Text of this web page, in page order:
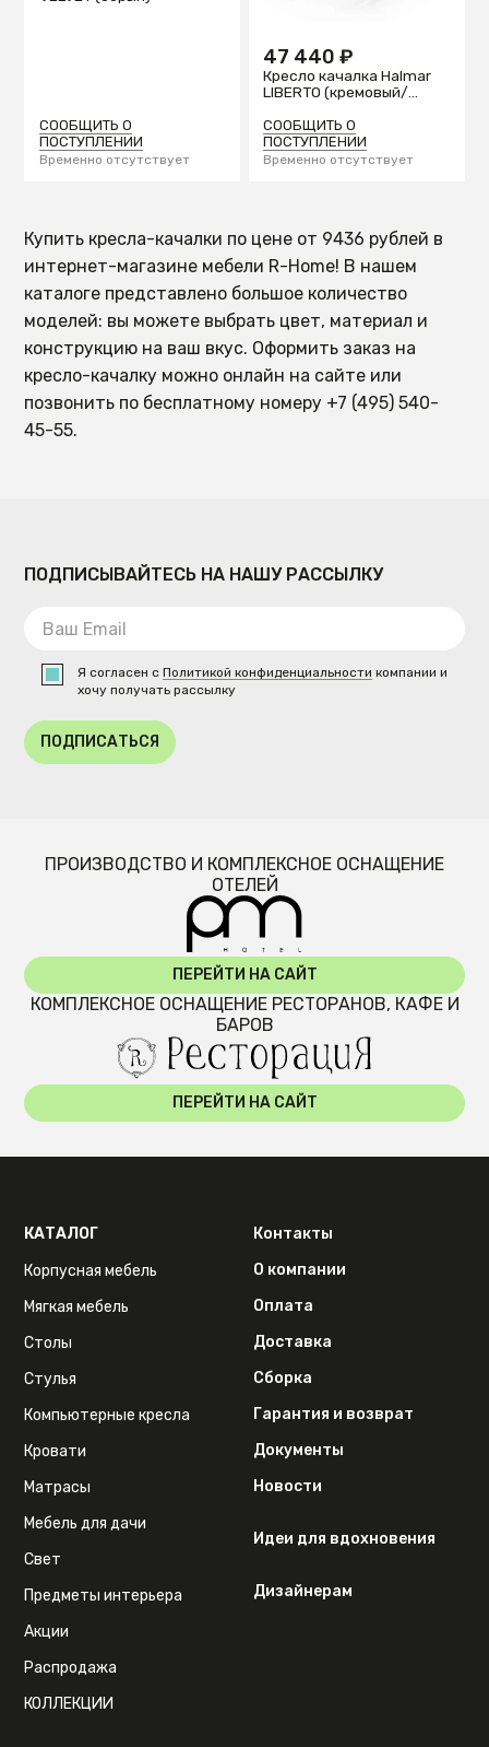
СООБЩИТЬ О
ПОСТУПЛЕНИИ
Временно отсутствует
47 440 ₽
Кресло качалка Halmar
LIBERTO (кремовый/
СООБЩИТЬ О
ПОСТУПЛЕНИИ
Временно отсутствует
Купить кресла-качалки по цене от 9436 рублей в
интернет-магазине мебели R-Home! В нашем
каталоге представлено большое количество
моделей: вы можете выбрать цвет, материал и
конструкцию на ваш вкус. Оформить заказ на
кресло-качалку можно онлайн на сайте или
позвонить по бесплатному номеру +7 (495) 540-
45-55.
ПОДПИСЫВАЙТЕСЬ НА НАШУ РАССЫЛКУ
Я согласен сПолитикой конфиденциальности компании и
хочу получать рассылку
ПОДПИСАТЬСЯ
ПРОИЗВОДСТВО И КОМПЛЕКСНОЕ ОСНАЩЕНИЕ
ОТЕЛЕЙ
ПЕРЕЙТИ НА САЙТ
КОМПЛЕКСНОЕ ОСНАЩЕНИЕ РЕСТОРАНОВ, КАФЕ И
БАРОВ
ПЕРЕЙТИ НА САЙТ
КАТАЛОГ
Корпусная мебель
Мягкая мебель
Столы
Стулья
Компьютерные кресла
Кровати
Матрасы
Мебель для дачи
Свет
Предметы интерьера
Акции
Распродажа
КОЛЛЕКЦИИ
Контакты
О компании
Оплата
Доставка
Сборка
Гарантия и возврат
Документы
Новости
Идеи для вдохновения
Дизайнерам